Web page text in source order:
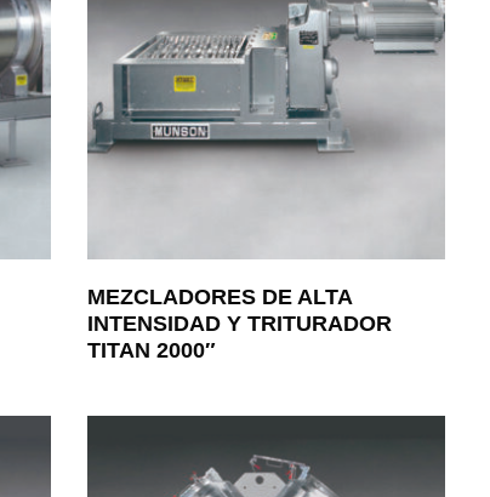
MEZCLADORES DE ALTA
INTENSIDAD Y TRITURADOR
TITAN 2000″